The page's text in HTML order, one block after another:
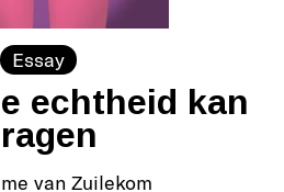
Essay
echtheid kan
van Zuilekom